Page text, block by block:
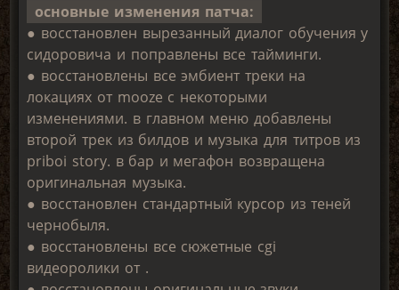
основные изменения патча:
● восстановлен вырезанный диалог обучения у
сидоровича и поправлены все тайминги.
● восстановлены все эмбиент треки на
локациях от mooze с некоторыми
изменениями. в главном меню добавлены
второй трек из билдов и музыка для титров из
priboi story. в бар и мегафон возвращена
оригинальная музыка.
● восстановлен стандартный курсор из теней
чернобыля.
● восстановлены все сюжетные cgi
видеоролики от .